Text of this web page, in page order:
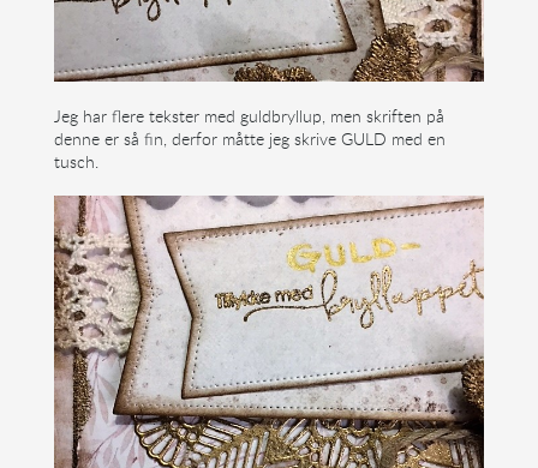
Jeg har flere tekster med guldbryllup, men skriften på
denne er så fin, derfor måtte jeg skrive GULD med en
tusch.